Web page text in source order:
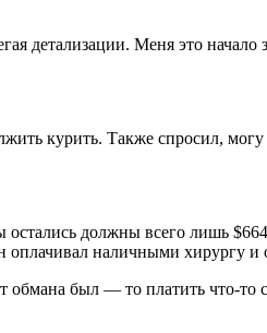
детализации. Меня это начало
курить. Также спросил, могу
должны всего лишь
оплачивал наличными хирургу и
был — то платить что-то